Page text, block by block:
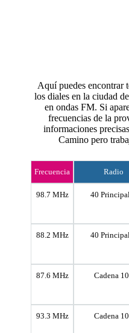
Aquí puedes encontrar
los diales en la ciudad
en ondas FM. Si
frecuencias de la
informaciones
Camino pero
Frecuencia Radio
98.7 MHz 40
88.2 MHz 40
87.6 MHz Cadena
93.3 MHz Cadena